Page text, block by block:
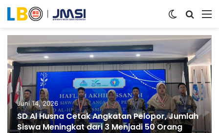
Switch skin
Juni 14, 2026
SD Al Husna Cetak Angkatan Pelopor, Jumlah
Siswa Meningkat dari 3 Menjadi 50 Orang